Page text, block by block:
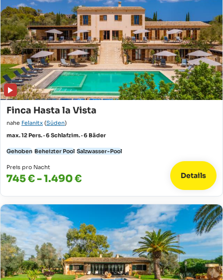
Finca Hasta la Vista
nahe Felanitx (Süden)
max. 12 Pers. · 6 Schlafzim. · 6 Bäder
Gehoben Beheizter Pool Salzwasser-Pool
Preis pro Nacht
745 € - 1.490 € Details